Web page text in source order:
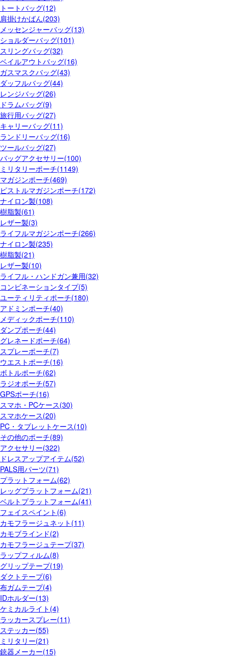
トートバッグ(12)
肩掛けかばん(203)
メッセンジャーバッグ(13)
ショルダーバッグ(101)
スリングバッグ(32)
ベイルアウトバッグ(16)
ガスマスクバッグ(43)
ダッフルバッグ(44)
レンジバッグ(26)
ドラムバッグ(9)
旅行用バッグ(27)
キャリーバッグ(11)
ランドリーバッグ(16)
ツールバッグ(27)
バッグアクセサリー(100)
ミリタリーポーチ(1149)
マガジンポーチ(469)
ピストルマガジンポーチ(172)
ナイロン製(108)
樹脂製(61)
レザー製(3)
ライフルマガジンポーチ(266)
ナイロン製(235)
樹脂製(21)
レザー製(10)
ライフル・ハンドガン兼用(32)
コンビネーションタイプ(5)
ユーティリティポーチ(180)
アドミンポーチ(40)
メディックポーチ(110)
ダンプポーチ(44)
グレネードポーチ(64)
スプレーポーチ(7)
ウエストポーチ(16)
ボトルポーチ(62)
ラジオポーチ(57)
GPSポーチ(16)
スマホ・PCケース(30)
スマホケース(20)
PC・タブレットケース(10)
その他のポーチ(89)
アクセサリー(322)
ドレスアップアイテム(52)
PALS用パーツ(71)
プラットフォーム(62)
レッグプラットフォーム(21)
ベルトプラットフォーム(41)
フェイスペイント(6)
カモフラージュネット(11)
カモブラインド(2)
カモフラージュテープ(37)
ラップフィルム(8)
グリップテープ(19)
ダクトテープ(6)
布ガムテープ(4)
IDホルダー(13)
ケミカルライト(4)
ラッカースプレー(11)
ステッカー(55)
ミリタリー(21)
銃器メーカー(15)